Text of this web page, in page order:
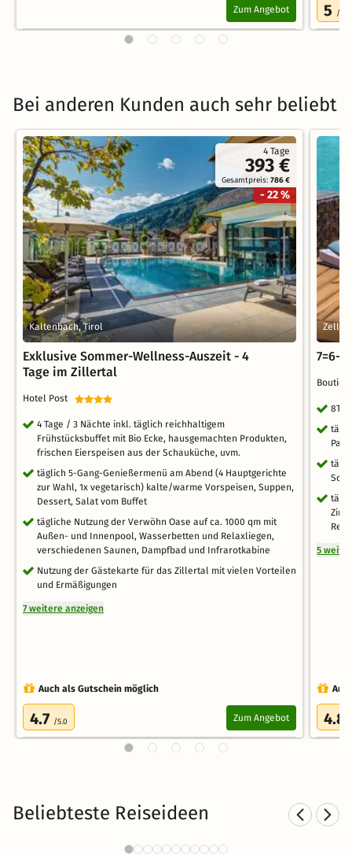
Zum Angebot 5 /5.0
Bei anderen Kunden auch sehr beliebt
4 Tage
393 €
Gesamtpreis:786 €
- 22 %
Kaltenbach, Tirol
Exklusive Sommer-Wellness-Auszeit - 4
Tage im Zillertal
Hotel Post
4 Tage / 3 Nächte inkl. täglich reichhaltigem
Frühstücksbuffet mit Bio Ecke, hausgemachten Produkten,
frischen Eierspeisen aus der Schauküche, uvm.
täglich 5-Gang-Genießermenü am Abend (4 Hauptgerichte
zur Wahl, 1x vegetarisch) kalte/warme Vorspeisen, Suppen,
Dessert, Salat vom Buffet
tägliche Nutzung der Verwöhn Oase auf ca. 1000 qm mit
Außen- und Innenpool, Wasserbetten und Relaxliegen,
verschiedenen Saunen, Dampfbad und Infrarotkabine
Nutzung der Gästekarte für das Zillertal mit vielen Vorteilen
und Ermäßigungen
7 weitere anzeigen
Auch als Gutschein möglich
4.7 /5.0 Zum Angebot
Zell
7=6-
5
4.8
Beliebteste Reiseideen
Kurzurlaub in den Bergen
5377 Angebote